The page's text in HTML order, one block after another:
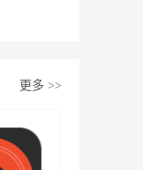
更多 >>